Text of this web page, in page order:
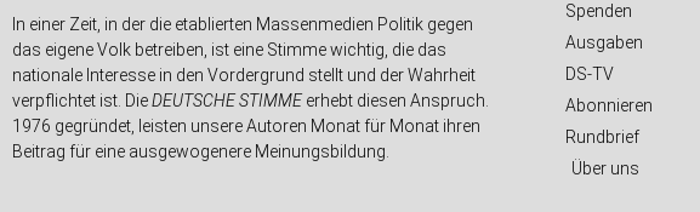
In einer Zeit, in der die etablierten Massenmedien Politik gegen
das eigene Volk betreiben, ist eine Stimme wichtig, die das
nationale Interesse in den Vordergrund stellt und der Wahrheit
verpflichtet ist. DieDEUTSCHE STIMMEerhebt diesen Anspruch.
1976 gegründet, leisten unsere Autoren Monat für Monat ihren
Beitrag für eine ausgewogenere Meinungsbildung.
Spenden
Ausgaben
DS-TV
Abonnieren
Rundbrief
Über uns